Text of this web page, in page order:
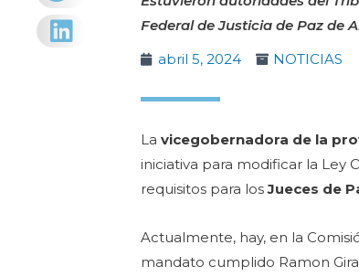
Federal de Justicia de Paz de
abril 5, 2024
NOTICIAS
Lavicegobernadora de la
iniciativa para modificar la Ley
requisitos para losJueces de
Actualmente, hay, en la
mandato cumplido Ramon